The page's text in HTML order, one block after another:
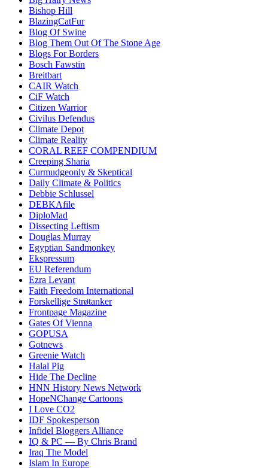
Bishop Hill
BlazingCatFur
Blog Of Swine
Blog Them Out Of The Stone Age
Blogs For Borders
Bosch Fawstin
Breitbart
CAIR Watch
CiF Watch
Citizen Warrior
Civilus Defendus
Climate Depot
Climate Reality
CORAL REEF COMPENDIUM
Creeping Sharia
Curmudgeonly & Skeptical
Daily Climate & Politics
Debbie Schlussel
DEBKAfile
DiploMad
Dissecting Leftism
Douglas Murray
Egyptian Sandmonkey
Ekspressum
EU Referendum
Ezra Levant
Faith Freedom International
Forskellige Strøtanker
Frontpage Magazine
Gates Of Vienna
GOPUSA
Gotnews
Greenie Watch
Halal Pig
Hide The Decline
HNN History News Network
HopeNChange Cartoons
I Love CO2
IDF Spokesperson
Infidel Bloggers Alliance
IQ & PC — By Chris Brand
Iraq The Model
Islam In Europe